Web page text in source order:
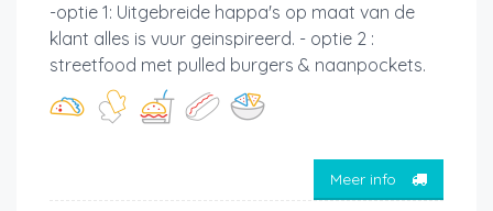
-optie 1: Uitgebreide happa's op maat van de
klant alles is vuur geinspireerd. - optie 2 :
streetfood met pulled burgers & naanpockets.
Meer info